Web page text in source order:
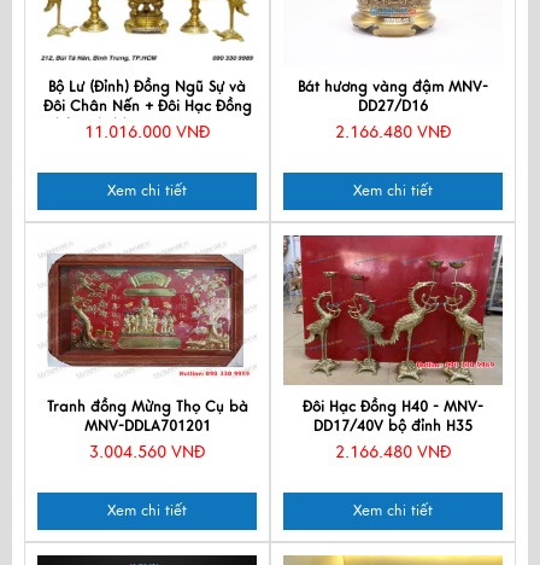
Bộ Lư (Đỉnh) Đồng Ngũ Sự và
Đôi Chân Nến + Đôi Hạc Đồng
Nhỏ - Bộ thờ cúng MNV-DD21
11.016.000 VNĐ
Xem chi tiết
Bát hương vàng đậm MNV-
DD27/D16
2.166.480 VNĐ
Xem chi tiết
Tranh đồng Mừng Thọ Cụ bà
MNV-DDLA701201
3.004.560 VNĐ
Xem chi tiết
Đôi Hạc Đồng H40 - MNV-
DD17/40V bộ đỉnh H35
2.166.480 VNĐ
Xem chi tiết